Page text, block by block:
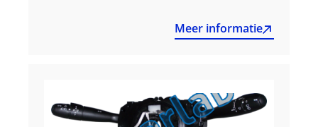
Meer informatie